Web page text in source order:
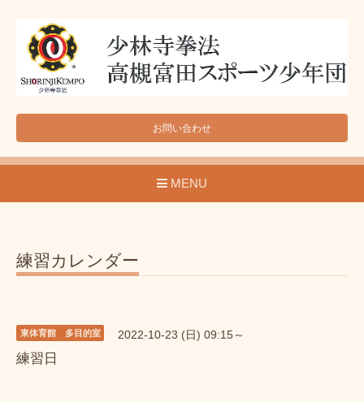
お問い合わせ
MENU
練習カレンダー
東体育館 多目的室 2022-10-23 (日) 09:15～
練習日